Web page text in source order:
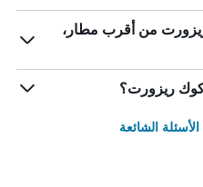
من أقرب مطار،
ريزورت؟
الشائعة